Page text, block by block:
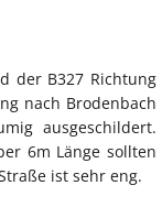
der B327 Richtung
nach Brodenbach
ausgeschildert.
6m Länge sollten
ist sehr eng.